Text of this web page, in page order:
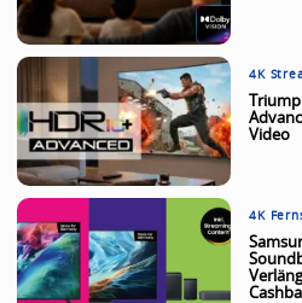
4K
Video
4K